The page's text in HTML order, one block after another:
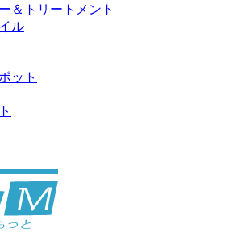
＆トリートメント
ル
ット